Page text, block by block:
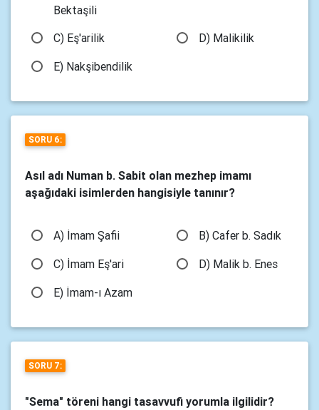
Bektaşili
C) Eş'arilik
D) Malikilik
E) Nakşibendilik
SORU 6:
Asıl adı Numan b. Sabit olan mezhep imamı
aşağıdaki isimlerden hangisiyle tanınır?
A) İmam Şafii
B) Cafer b. Sadık
C) İmam Eş'ari
D) Malik b. Enes
E) İmam-ı Azam
SORU 7:
"Sema" töreni hangi tasavvufi yorumla ilgilidir?